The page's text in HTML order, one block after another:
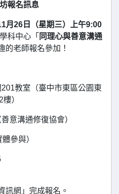
報名訊息
月26日（星期三）上午9:00
科中心「 同理心與善意溝通
的老師報名參加！
201教室（臺中市東區公園東
）
意溝通修復協會）
參與）
訊網」完成報名。